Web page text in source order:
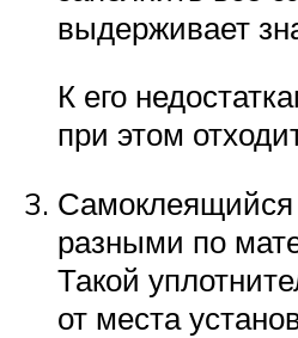
выдерживает
К его
при этом
Самоклеящийся
разными по
Такой
от места